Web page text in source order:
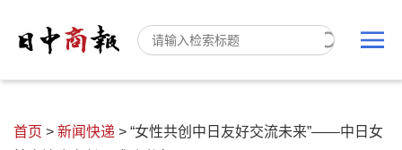
首页 > 新闻快递 > “女性共创中日友好交流未来”——中日女